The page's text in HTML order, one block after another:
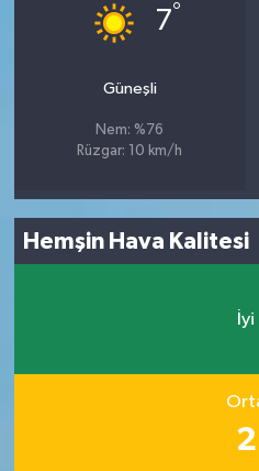
7°
Güneşli
Nem: %76
Rüzgar: 10 km/h
Hemşin Hava Kalitesi
İyi
2